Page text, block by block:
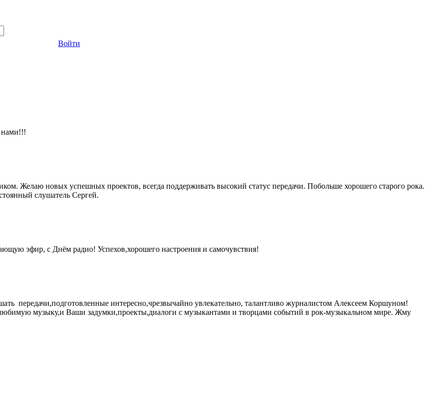
Войти
нами!!!
Желаю новых успешных проектов, всегда поддерживать высокий статус передачи. Побольше хорошего старого рока.
слушатель Сергей.
эфир, с Днём радио! Успехов,хорошего настроения и самочувствия!
передачи,подготовленные интересно,чрезвычайно увлекательно, талантливо журналистом Алексеем Коршуном!
музыку,и Ваши задумки,проекты,диалоги с музыкантами и творцами событий в рок-музыкальном мире. Жму